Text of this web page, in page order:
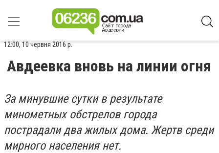
12:00, 10 червня 2016 р.
Авдеевка вновь на линии огня
За минувшие сутки в результате
минометных обстрелов города
пострадали два жилых дома. Жертв среди
мирного населения нет.